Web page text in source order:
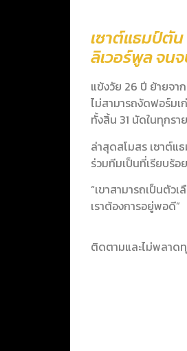
เซาต์แธมป์ตั
ลิเวอร์พูล จน
แข้งวัย 26 ปี ย้ายจ
ไม่สามารถงัดฟอร์มเ
ทั้งสิ้น 31 นัดในทุกรา
ล่าสุดสโมสร เซาต์แ
ร่วมทีมเป็นที่เรียบร้อ
“เขาสามารถเป็นตัว
เราต้องการอยู่พอดี”
ติดตามและไม่พลาด